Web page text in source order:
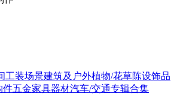
工装场景建筑及户外植物/花草陈设饰品
件五金家具器材汽车/交通专辑合集